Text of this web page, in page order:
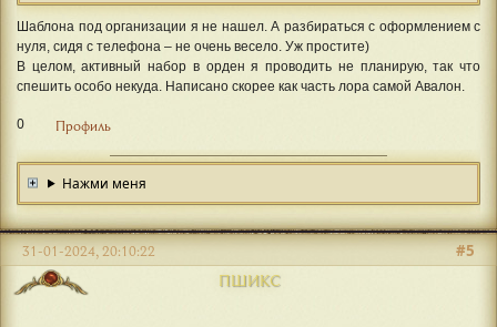
[b]Ординаторы [/b]– служащий персонал, прошедший основную
[b]Интерны[/b] – только пришедшие в орден новички,
[/size][/font]
[align=center][img]https://forumstatic.ru/files/001b/8c/87/
[align=center][font=Lol][size=20][b]РАСПОЛОЖЕНИЕ[/b][/
Окружен защитным энергетическим куполом, на орбите
[/size][/font]
Шаблона под организации я не нашел. А разбираться с оформлением с
нуля, сидя с телефона – не очень весело. Уж простите)
В целом, активный набор в орден я проводить не планирую, так что
спешить особо некуда. Написано скорее как часть лора самой Авалон.
0 Профиль
Нажми меня
ПШИКС
#5
31-01-2024, 20:10:22